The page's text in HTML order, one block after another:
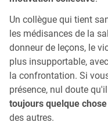
Un collègue qui tient
les médisances de la
donneur de leçons, le
plus insupportable, avec
la confrontation. Si
présence, nul doute
toujours quelque
des autres.